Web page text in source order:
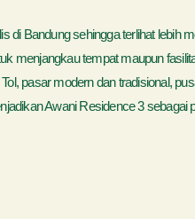
Bandung sehingga terlihat lebih
menjangkau tempat maupun
pasar modern dan tradisional,
Awani Residence 3 sebagai